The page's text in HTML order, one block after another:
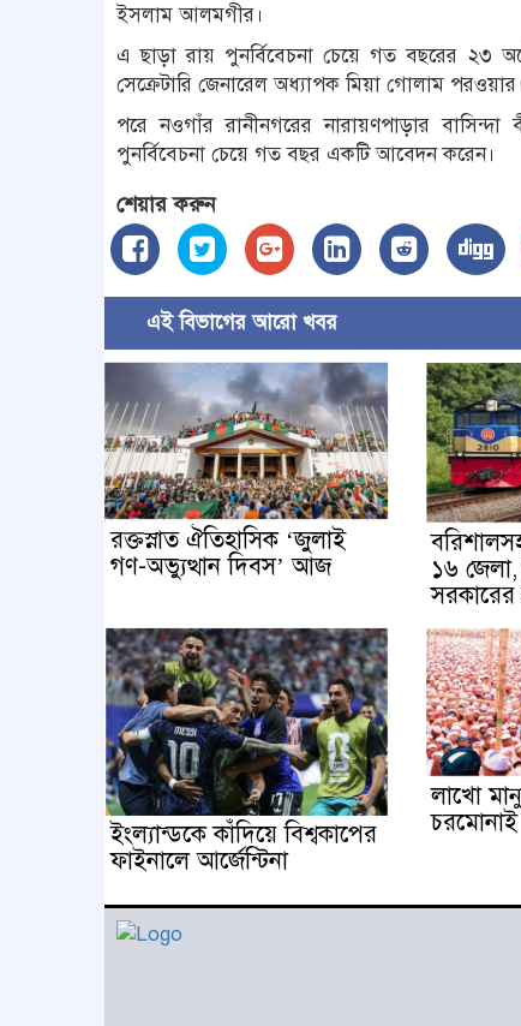
ইসলাম আলমগীর।
এ ছাড়া রায় পুনর্বিবেচনা চেয়ে গত বছরের ২৩
সেক্রেটারি জেনারেল অধ্যাপক মিয়া গোলাম পরওয়ার।
পরে নওগাঁর রানীনগরের নারায়ণপাড়ার
পুনর্বিবেচনা চেয়ে গত বছর একটি আবেদন করেন।
শেয়ার করুন
এই বিভাগের আরো খবর
রক্তস্নাত ঐতিহাসিক ‌‘জুলাই
গণ-অভ্যুত্থান দিবস’ আজ
১৬ জেলা,
ইংল্যান্ডকে কাঁদিয়ে বিশ্বকাপের
ফাইনালে আর্জেন্টিনা
লাখো
চরমোনাই